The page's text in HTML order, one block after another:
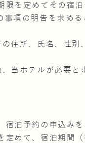
限を定めてその宿
事項の明告を求める
の住所、氏名、性別
、当ホテルが必要と
宿泊予約の申込み
定めて、宿泊期間